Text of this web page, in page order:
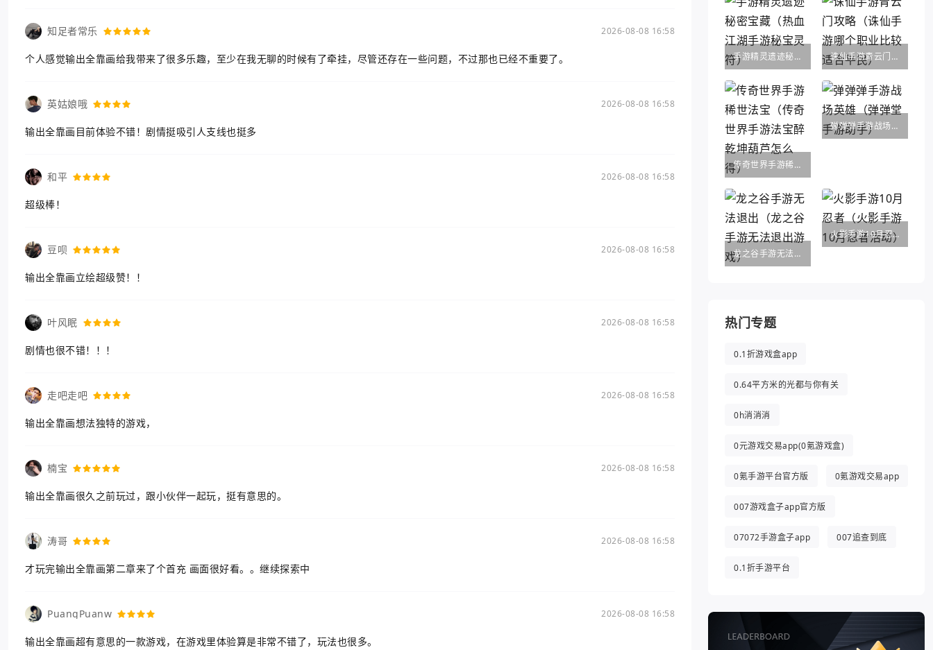
知足者常乐 2026-08-08 16:58
个人感觉输出全靠画给我带来了很多乐趣，至少在我无聊的时候有了牵挂，尽管还存在一些问题，不过那也已经不重要了。
英姑娘哦 2026-08-08 16:58
输出全靠画目前体验不错！剧情挺吸引人支线也挺多
和平 2026-08-08 16:58
超级棒！
豆呗 2026-08-08 16:58
输出全靠画立绘超级赞！！
叶风眠 2026-08-08 16:58
剧情也很不错！！！
走吧走吧 2026-08-08 16:58
输出全靠画想法独特的游戏，
楠宝 2026-08-08 16:58
输出全靠画很久之前玩过，跟小伙伴一起玩，挺有意思的。
涛哥 2026-08-08 16:58
才玩完输出全靠画第二章来了个首充 画面很好看。。继续探索中
PuangPuanw 2026-08-08 16:58
输出全靠画超有意思的一款游戏，在游戏里体验算是非常不错了，玩法也很多。
手游精灵遗迹秘密宝藏（热血江湖手游秘宝灵符） 诛仙手游青云门攻略（诛仙手游哪个职业比较适合平民）
传奇世界手游稀世法宝（传奇世界手游法宝醉乾坤葫芦怎么得）
弹弹弹手游战场英雄（弹弹堂手游助手）
龙之谷手游无法退出（龙之谷手游无法退出游戏）
火影手游10月忍者（火影手游10月忍者活动）
热门专题
0.1折游戏盒app
0.64平方米的光都与你有关
0h消消消
0元游戏交易app(0氪游戏盒)
0氪手游平台官方版 0氪游戏交易app
007游戏盒子app官方版
07072手游盒子app 007追查到底
0.1折手游平台